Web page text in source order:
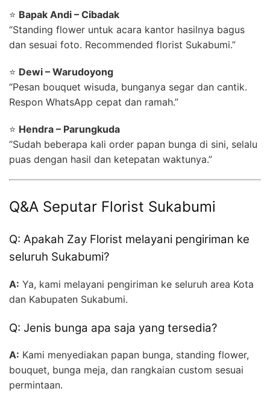
⭐ Bapak Andi – Cibadak
“Standing flower untuk acara kantor hasilnya bagus
dan sesuai foto. Recommended florist Sukabumi.”
⭐ Dewi – Warudoyong
“Pesan bouquet wisuda, bunganya segar dan cantik.
Respon WhatsApp cepat dan ramah.”
⭐ Hendra – Parungkuda
“Sudah beberapa kali order papan bunga di sini, selalu
puas dengan hasil dan ketepatan waktunya.”
Q&A Seputar Florist Sukabumi
Q: Apakah Zay Florist melayani pengiriman ke
seluruh Sukabumi?
A: Ya, kami melayani pengiriman ke seluruh area Kota
dan Kabupaten Sukabumi.
Q: Jenis bunga apa saja yang tersedia?
A: Kami menyediakan papan bunga, standing flower,
bouquet, bunga meja, dan rangkaian custom sesuai
permintaan.